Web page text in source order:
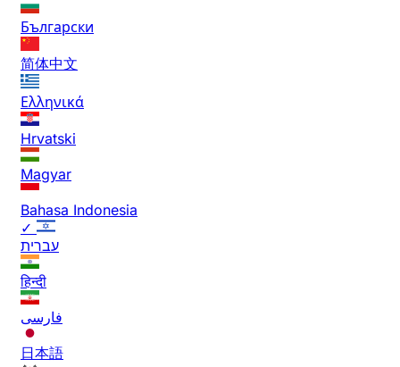
Български
简体中文
Ελληνικά
Hrvatski
Magyar
Bahasa Indonesia
✓
עברית
हिन्दी
فارسی
日本語